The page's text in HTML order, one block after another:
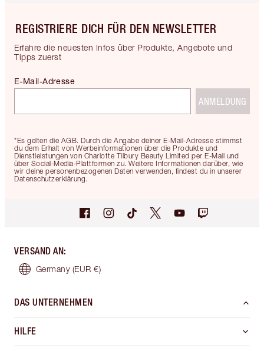
REGISTRIERE DICH FÜR DEN NEWSLETTER
Erfahre die neuesten Infos über Produkte, Angebote und
Tipps zuerst
*Es gelten die AGB. Durch die Angabe deiner E-Mail-Adresse stimmst
du dem Erhalt von Werbeinformationen über die Produkte und
Dienstleistungen von Charlotte Tilbury Beauty Limited per E-Mail und
über Social-Media-Plattformen zu. Weitere Informationen darüber, wie
wir deine personenbezogenen Daten verwenden, findest du in unserer
Datenschutzerklärung.
E-Mail-Adresse
ANMELDUNG
VERSAND AN:
Germany (EUR €)
DAS UNTERNEHMEN
HILFE